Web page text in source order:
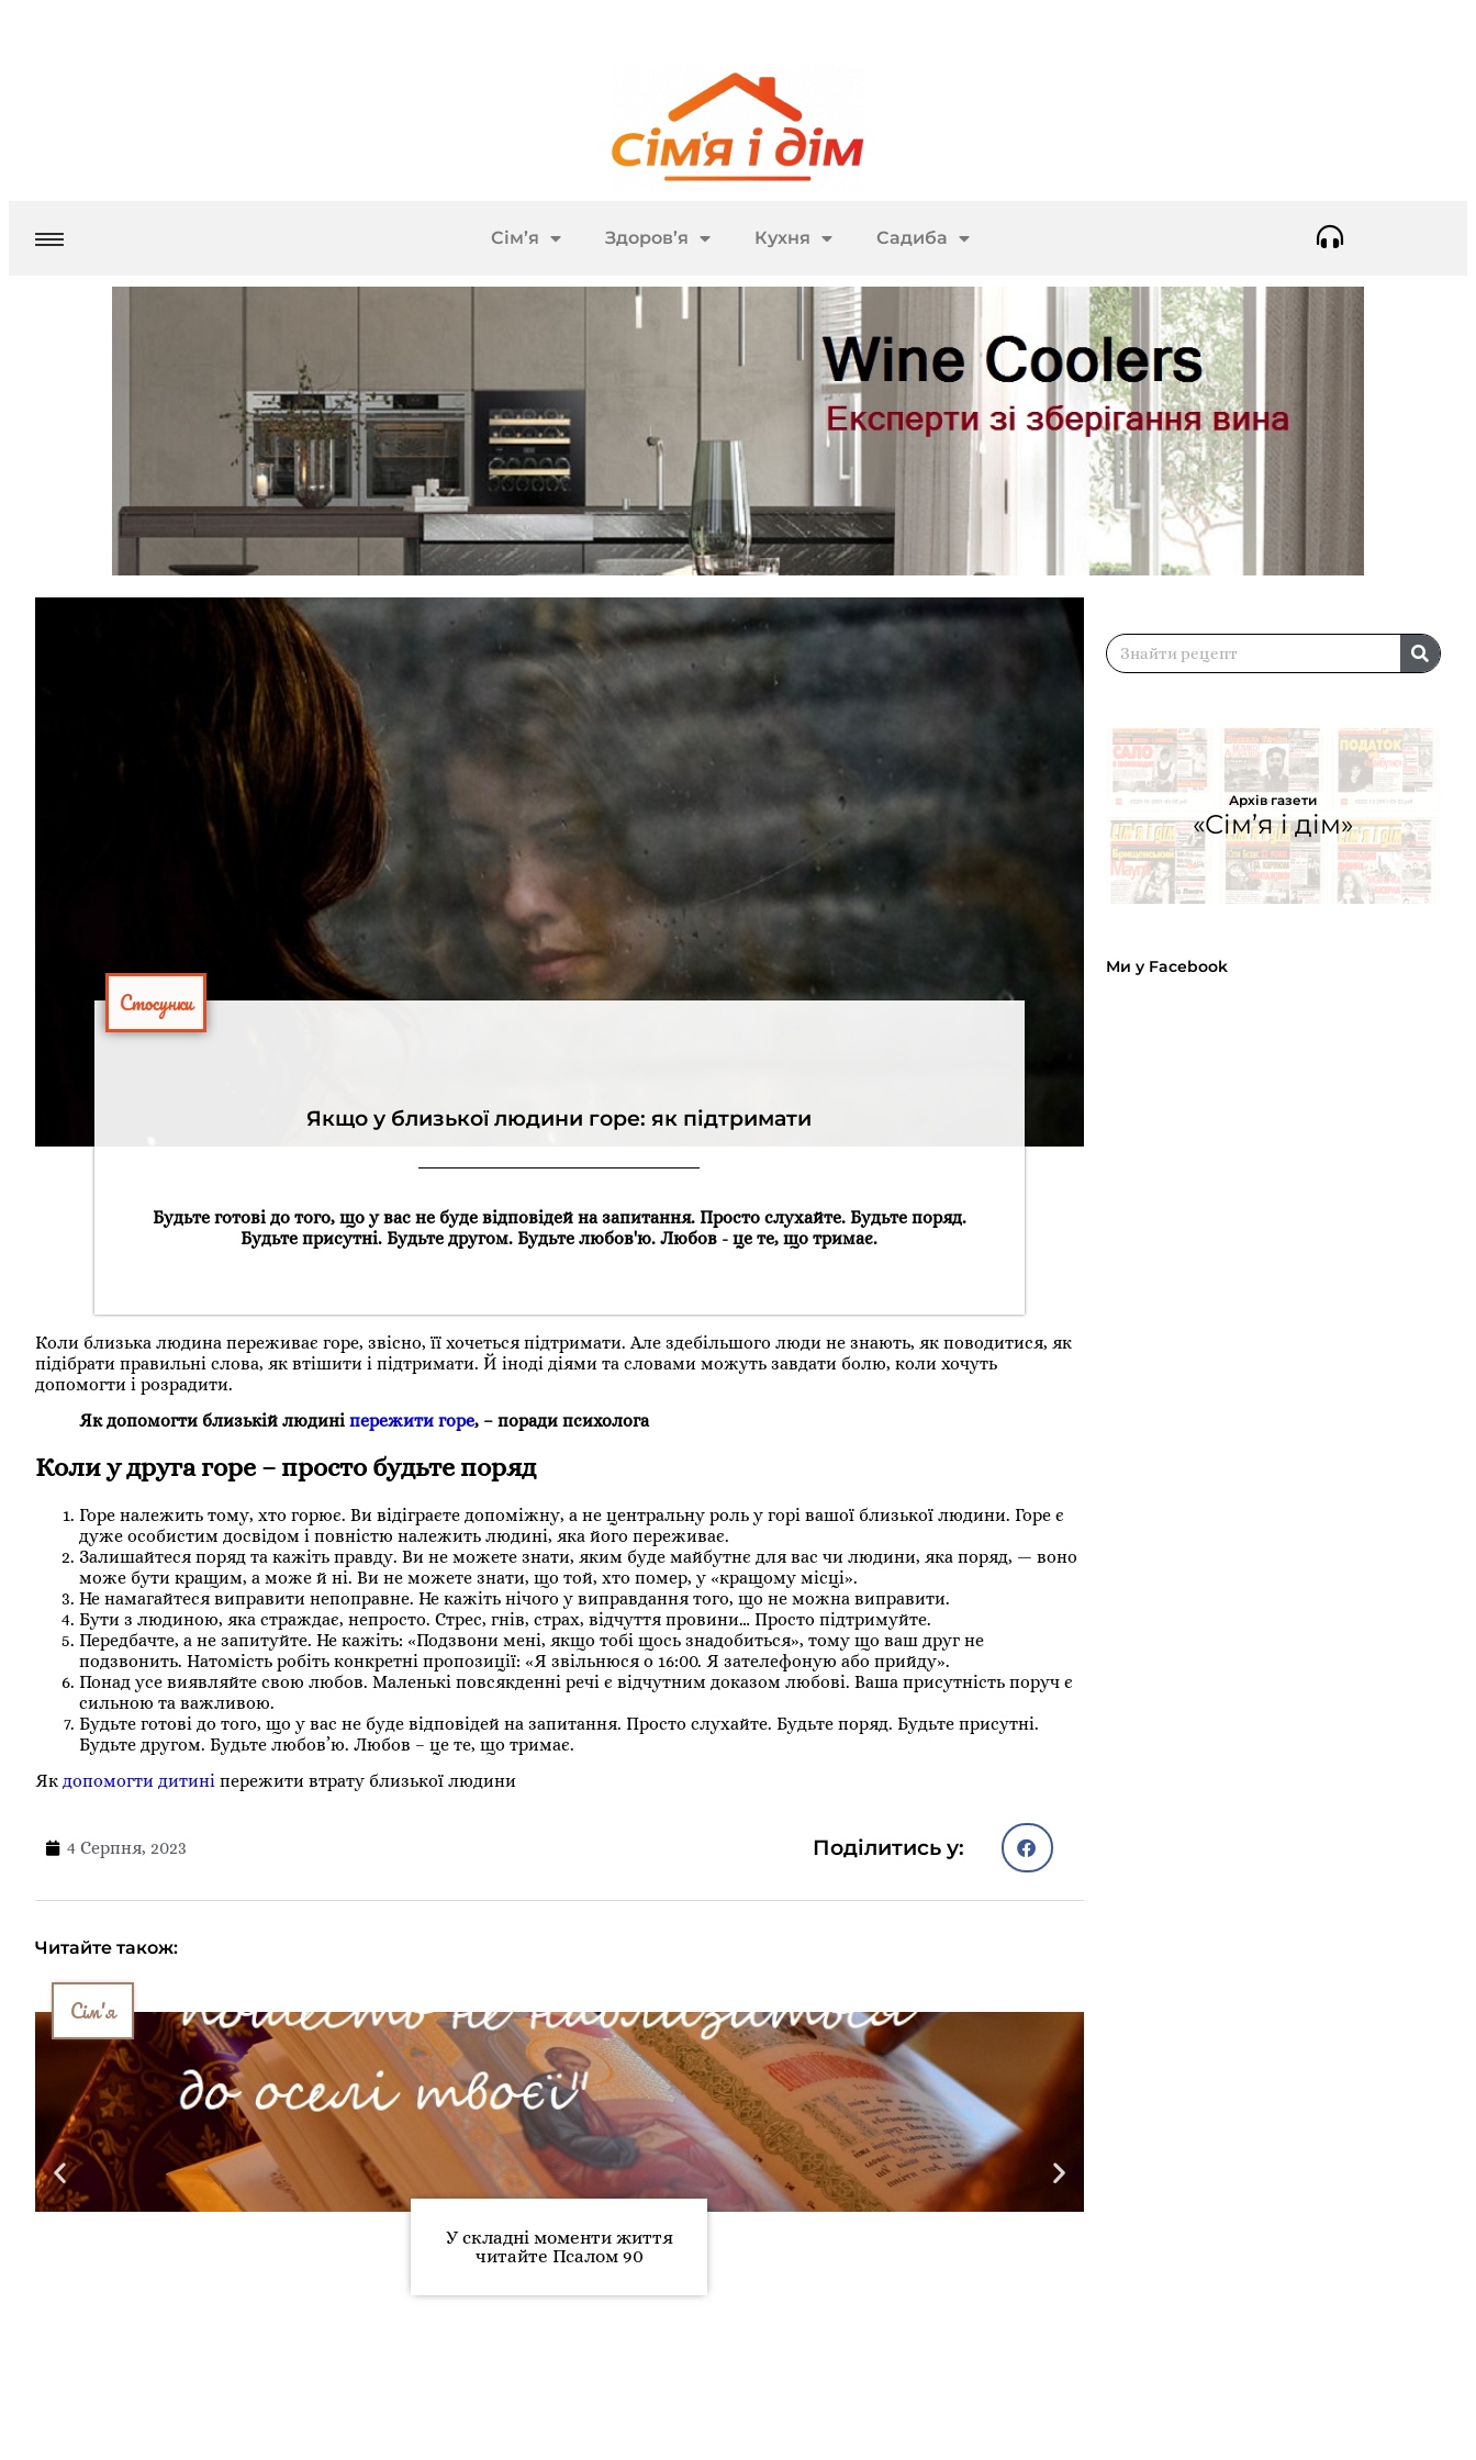
Сім’я Здоров’я Кухня Садиба
Стосунки
Якщо у близької людини горе: як підтримати
Будьте готові до того, що у вас не буде відповідей на запитання. Просто слухайте. Будьте поряд.
Будьте присутні. Будьте другом. Будьте любов'ю. Любов - це те, що тримає.
Коли близька людина переживає горе, звісно, її хочеться підтримати. Але здебільшого люди не знають, як поводитися, як
підібрати правильні слова, як втішити і підтримати. Й іноді діями та словами можуть завдати болю, коли хочуть
допомогти і розрадити.
Як допомогти близькій людині пережити горе, – поради психолога
Коли у друга горе – просто будьте поряд
Горе належить тому, хто горює. Ви відіграєте допоміжну, а не центральну роль у горі вашої близької людини. Горе є
дуже особистим досвідом і повністю належить людині, яка його переживає.
Залишайтеся поряд та кажіть правду. Ви не можете знати, яким буде майбутнє для вас чи людини, яка поряд, — воно
може бути кращим, а може й ні. Ви не можете знати, що той, хто помер, у «кращому місці».
Не намагайтеся виправити непоправне. Не кажіть нічого у виправдання того, що не можна виправити.
Бути з людиною, яка страждає, непросто. Стрес, гнів, страх, відчуття провини… Просто підтримуйте.
Передбачте, а не запитуйте. Не кажіть: «Подзвони мені, якщо тобі щось знадобиться», тому що ваш друг не
подзвонить. Натомість робіть конкретні пропозиції: «Я звільнюся о 16:00. Я зателефоную або прийду».
Понад усе виявляйте свою любов. Маленькі повсякденні речі є відчутним доказом любові. Ваша присутність поруч є
сильною та важливою.
Будьте готові до того, що у вас не буде відповідей на запитання. Просто слухайте. Будьте поряд. Будьте присутні.
Будьте другом. Будьте любов’ю. Любов – це те, що тримає.
Як допомогти дитині пережити втрату близької людини
4 Серпня, 2023 Поділитись у:
Читайте також:
Сім'я
У складні моменти життя
читайте Псалом 90
Архів газети
«Сім’я і дім»
Ми у Facebook